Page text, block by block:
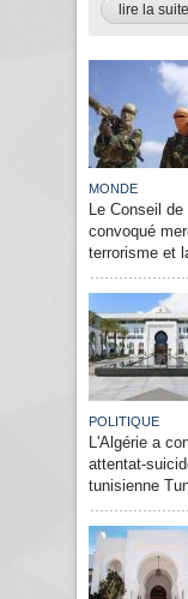
lire la suite
MONDE
Le Conseil
convoqué
terrorisme et
POLITIQUE
L'Algérie a
attentat-
tunisienne